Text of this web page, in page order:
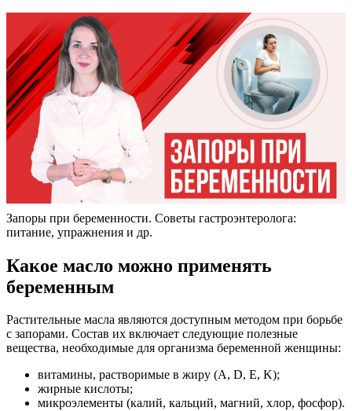
Запоры при беременности. Советы гастроэнтеролога:
питание, упражнения и др.
Какое масло можно применять
беременным
Растительные масла являются доступным методом при борьбе
с запорами. Состав их включает следующие полезные
вещества, необходимые для организма беременной женщины:
витамины, растворимые в жиру (A, D, E, K);
жирные кислоты;
микроэлементы (калий, кальций, магний, хлор, фосфор).